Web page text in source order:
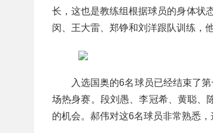
长，这也是教练组根据球员的身体状
闵、王大雷、郑铮和刘洋跟队训练，
入选国奥的6名球员已经结束了
场热身赛。段刘愚、李冠希、黄聪、
的机会。郝伟对这6名球员非常熟悉，